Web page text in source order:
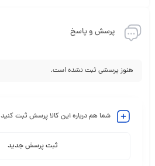
پرسش و پاسخ
هنوز پرسشی ثبت نشده است.
شما هم درباره این کالا پرسش ثبت کنید
ثبت پرسش جدید